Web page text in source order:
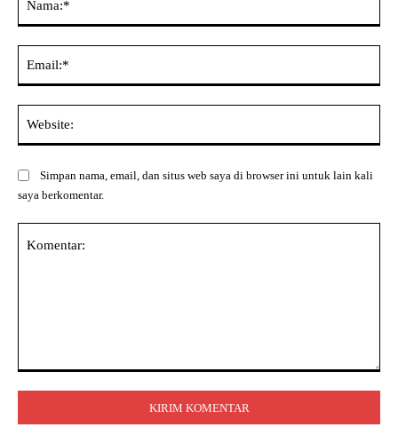
Simpan nama, email, dan situs web saya di browser ini untuk lain kali
saya berkomentar.